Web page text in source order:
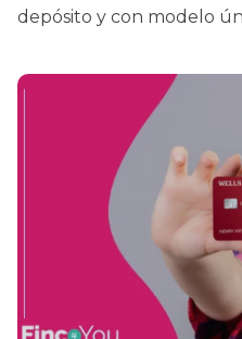
depósito y con modelo